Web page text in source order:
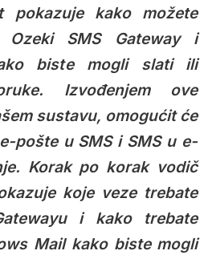
pokazuje kako možete
Ozeki SMS Gateway i
biste mogli slati ili
Izvođenjem ove
sustavu, omogućit će
pošte u SMS i SMS u e-
Korak po korak vodič
koje veze trebate
i kako trebate
Mail kako biste mogli